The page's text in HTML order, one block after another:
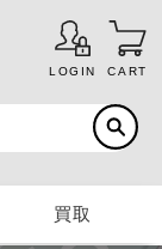
LOGIN CART
買取